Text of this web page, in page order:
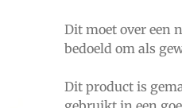
Dit moet over een
bedoeld om als
Dit product is